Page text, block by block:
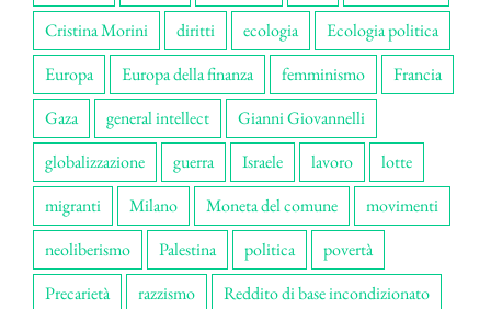
Cristina Morini
diritti ecologia
Ecologia politica
Europa
Europa della finanza femminismo
Francia
Gaza
general intellect
Gianni Giovannelli
globalizzazione
guerra Israele lavoro
lotte
migranti
Milano Moneta del comune
movimenti
neoliberismo
Palestina politica
povertà
Precarietà
razzismo Reddito di base incondizionato